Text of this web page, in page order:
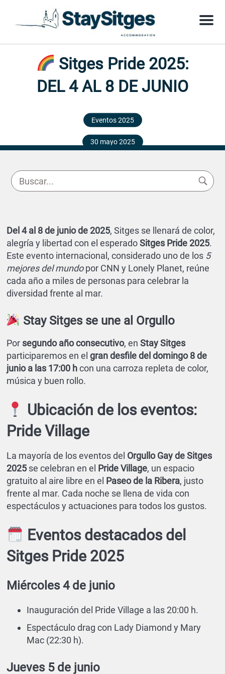
Menu
Sitges Pride 2025:
DEL 4 AL 8 DE JUNIO
Eventos 2025
30 mayo 2025
Del 4 al 8 de junio de 2025, Sitges se llenará de color,
alegría y libertad con el esperadoSitges Pride 2025.
Este evento internacional, considerado uno de los 5
mejores del mundopor CNN y Lonely Planet, reúne
cada año a miles de personas para celebrar la
diversidad frente al mar.
Stay Sitges se une al Orgullo
Por segundo año consecutivo, en Stay Sitges
participaremos en el gran desfile del domingo 8 de
junio a las 17:00 hcon una carroza repleta de color,
música y buen rollo.
Ubicación de los eventos:
Pride Village
La mayoría de los eventos del Orgullo Gay de Sitges
2025se celebran en el Pride Village, un espacio
gratuito al aire libre en el Paseo de la Ribera, justo
frente al mar. Cada noche se llena de vida con
espectáculos y actuaciones para todos los gustos.
Eventos destacados del
Sitges Pride 2025
Miércoles 4 de junio
Inauguración del Pride Village a las 20:00 h.
Espectáculo drag con Lady Diamond y Mary
Mac (22:30 h).
Jueves 5 de junio